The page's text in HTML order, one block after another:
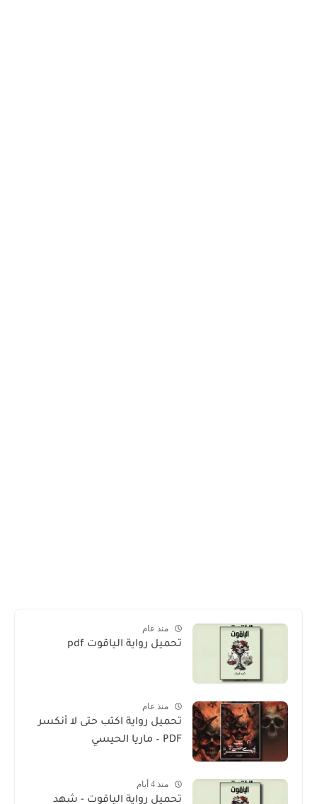
منذ عام
تحميل رواية الياقوت pdf
منذ عام
تحميل رواية اكتب حتى لا أنكسر
PDF – ماريا الحيسي
منذ 4 أيام
تحميل رواية الياقوت - شهد